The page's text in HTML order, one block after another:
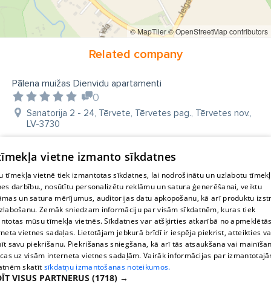
Romantiskas brīvdienas
Nedēļas nogale
Kur nakšņot
© MapTiler© OpenStreetMap contributors
Related company
Pālena muižas Dienvidu apartamenti
0
Sanatorija 2 - 24, Tērvete, Tērvetes pag., Tērvetes nov.,
LV-3730
vietne izmanto sīkdatnes
tīmekļa vietnē tiek izmantotas sīkdatnes, lai nodrošinātu un uzlabotu
darbību., nosūtītu personalizētu reklāmu un satura ģenerēšanai, veiktu
un satura mērījumus, auditorijas datu apkopošanu, kā arī produktu
Zemāk sniedzam informāciju par visām sīkdatnēm, kuras tiek
mūsu tīmekļa vietnēs. Sīkdatnes var atšķirties atkarībā no
vietnes sadaļas. Lietotājam jebkurā brīdī ir iespēja piekrist, atteikties
savu piekrišanu. Piekrišanas sniegšana, kā arī tās atsaukšana vai
uz visām interneta vietnes sadaļām. Vairāk informācijas par
skatīt sīkdatņu izmantošanas noteikumos.
VISUS PARTNERUS (1718) →